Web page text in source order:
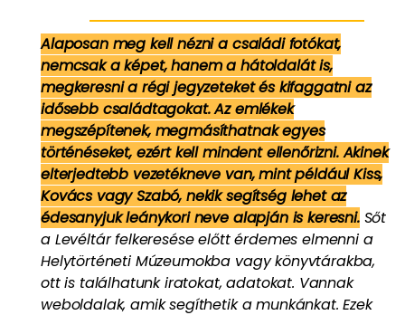
Alaposan meg kell nézni a családi fotókat,
nemcsak a képet, hanem a hátoldalát is,
megkeresni a régi jegyzeteket és kifaggatni az
idősebb családtagokat. Az emlékek
megszépítenek, megmásíthatnak egyes
történéseket, ezért kell mindent ellenőrizni. Akinek
elterjedtebb vezetékneve van, mint például Kiss,
Kovács vagy Szabó, nekik segítség lehet az
édesanyjuk leánykori neve alapján is keresni.Sőt
a Levéltár felkeresése előtt érdemes elmenni a
Helytörténeti Múzeumokba vagy könyvtárakba,
ott is találhatunk iratokat, adatokat. Vannak
weboldalak, amik segíthetik a munkánkat. Ezek